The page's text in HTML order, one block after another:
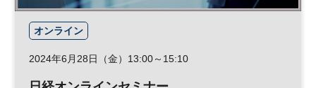
オンライン
2024年6月28日（金）13:00～15:10